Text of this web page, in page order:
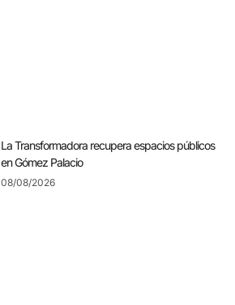
La Transformadora recupera espacios públicos
en Gómez Palacio
08/08/2026